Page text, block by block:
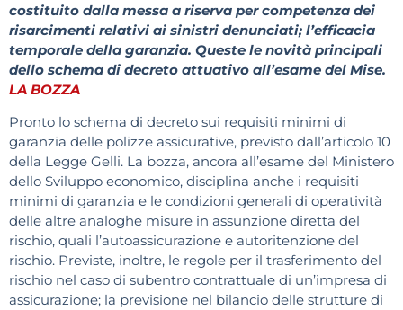
costituito dalla messa a riserva per competenza dei
risarcimenti relativi ai sinistri denunciati; l’efficacia
temporale della garanzia. Queste le novità principali
dello schema di decreto attuativo all’esame del Mise.
LA BOZZA
Pronto lo schema di decreto sui requisiti minimi di
garanzia delle polizze assicurative, previsto dall’articolo 10
della Legge Gelli. La bozza, ancora all’esame del Ministero
dello Sviluppo economico, disciplina anche i requisiti
minimi di garanzia e le condizioni generali di operatività
delle altre analoghe misure in assunzione diretta del
rischio, quali l’autoassicurazione e autoritenzione del
rischio. Previste, inoltre, le regole per il trasferimento del
rischio nel caso di subentro contrattuale di un’impresa di
assicurazione; la previsione nel bilancio delle strutture di